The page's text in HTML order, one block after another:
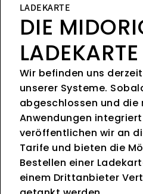
LADEKARTE
DIE
LADEKARTE
Wir befinden uns
unserer Systeme.
abgeschlossen und die
Anwendungen
veröffentlichen wir an
Tarife und bieten die
Bestellen einer
einem Drittanbieter